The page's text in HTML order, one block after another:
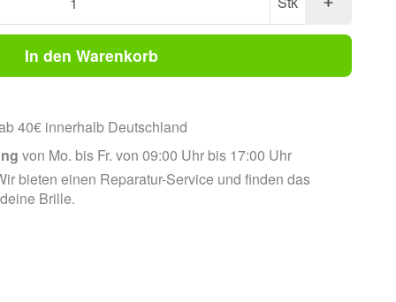
In den Warenkorb
40€ innerhalb Deutschland
von Mo. bis Fr. von 09:00 Uhr bis 17:00 Uhr
bieten einen Reparatur-Service und finden das
Brille.